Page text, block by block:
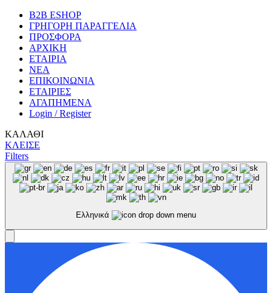
B2B ESHOP
ΓΡΗΓΟΡΗ ΠΑΡΑΓΓΕΛΙΑ
ΠΡΟΣΦΟΡΑ
ΑΡΧΙΚΗ
ΕΤΑΙΡΙΑ
ΝΕΑ
ΕΠΙΚΟΙΝΩΝΙΑ
ΕΤΑΙΡΙΕΣ
ΑΓΑΠΗΜΕΝΑ
Login / Register
ΚΑΛΑΘΙ
ΚΛΕΙΣΕ
Filters
Ελληνικά